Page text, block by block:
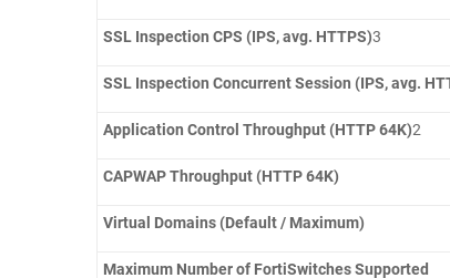
SSL Inspection CPS (IPS, avg. HTTPS)3
SSL Inspection Concurrent Session (IPS, avg.
Application Control Throughput (HTTP 64K)2
CAPWAP Throughput (HTTP 64K)
Virtual Domains (Default / Maximum)
Maximum Number of FortiSwitches Supported